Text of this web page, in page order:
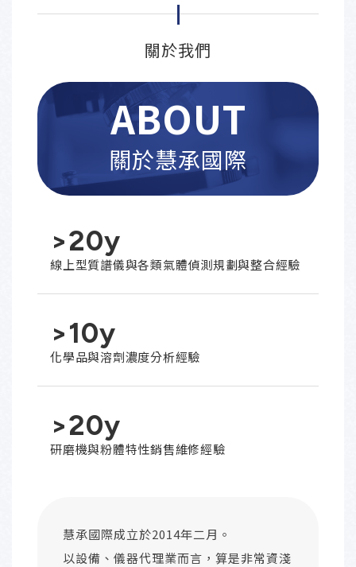
關於我們
ABOUT
關於慧承國際
>20y
線上型質譜儀與各類氣體偵測規劃與整合經驗
>10y
化學品與溶劑濃度分析經驗
>20y
研磨機與粉體特性銷售維修經驗
慧承國際成立於2014年二月。
以設備、儀器代理業而言，算是非常資淺